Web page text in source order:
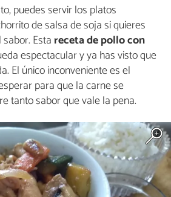
puedes servir los platos
de salsa de soja si quieres
Esta receta de pollo con
espectacular y ya has visto que
El único inconveniente es el
para que la carne se
tanto sabor que vale la pena.